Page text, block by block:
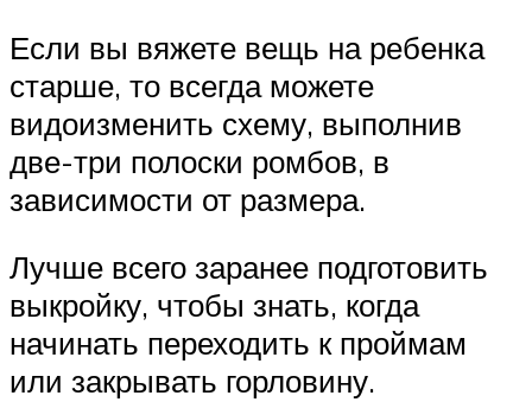
Если вы вяжете вещь на ребенка
старше, то всегда можете
видоизменить схему, выполнив
две-три полоски ромбов, в
зависимости от размера.
Лучше всего заранее подготовить
выкройку, чтобы знать, когда
начинать переходить к проймам
или закрывать горловину.